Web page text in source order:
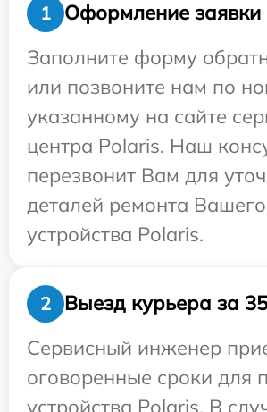
1
Оформление заявки
Заполните форму
или позвоните нам по
указанному на сайте
центра Polaris. Наш
перезвонит Вам для
деталей ремонта Вашего
устройства Polaris.
2
Выезд курьера за
Сервисный инженер
оговоренные сроки для
устройства Polaris. В